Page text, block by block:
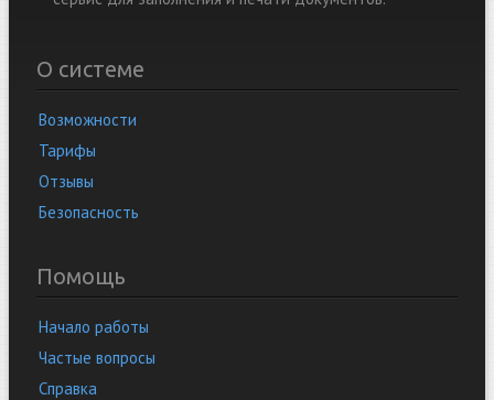
О системе
Возможности
Тарифы
Отзывы
Безопасность
Помощь
Начало работы
Частые вопросы
Справка